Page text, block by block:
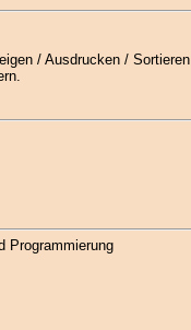
/ Ausdrucken / Sortieren
Programmierung